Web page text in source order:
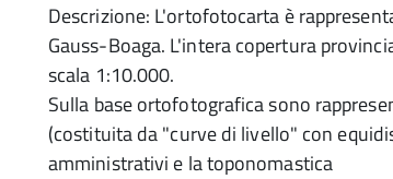
Descrizione: L'ortofotocarta è
Gauss-Boaga. L'intera copertura
scala 1:10.000.
Sulla base ortofotografica sono
(costituita da "curve di livello" con
amministrativi e la toponomastica